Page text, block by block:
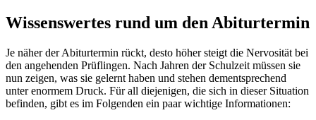
Wissenswertes rund um den Abiturtermin
Je näher der Abiturtermin rückt, desto höher steigt die Nervosität bei
den angehenden Prüflingen. Nach Jahren der Schulzeit müssen sie
nun zeigen, was sie gelernt haben und stehen dementsprechend
unter enormem Druck. Für all diejenigen, die sich in dieser Situation
befinden, gibt es im Folgenden ein paar wichtige Informationen: